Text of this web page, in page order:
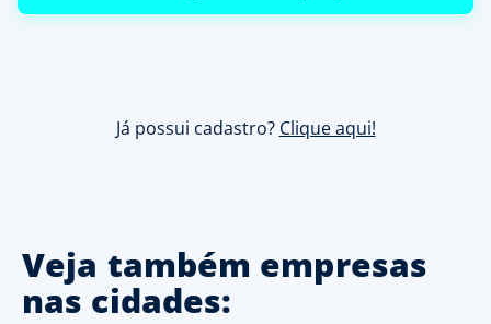
Já possui cadastro? Clique aqui!
Veja também empresas
nas cidades: